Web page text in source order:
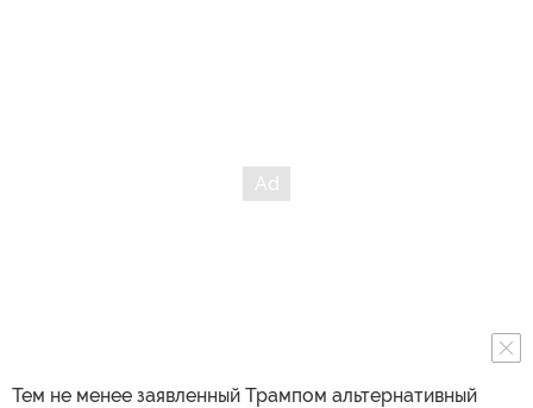
Тем не менее заявленный Трампом альтернативный